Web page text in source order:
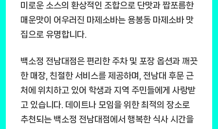
미로운 소스의 환상적인 조합으로 단맛과 짭쪼름한
매운맛이 어우러진 마제소바는 용봉동 마제소바 맛
집으로 유명합니다.
백소정 전남대점은 편리한 주차 및 포장 옵션과 깨끗
한 매장, 친절한 서비스를 제공하며, 전남대 후문 근
처에 위치하고 있어 학생과 지역 주민들에게 사랑받
고 있습니다. 데이트나 모임을 위한 최적의 장소로
추천되는 백소정 전남대점에서 행복한 식사 시간을